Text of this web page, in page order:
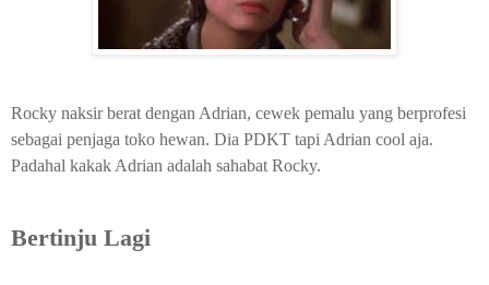
Rocky naksir berat dengan Adrian, cewek pemalu yang berprofesi
sebagai penjaga toko hewan. Dia PDKT tapi Adrian cool aja.
Padahal kakak Adrian adalah sahabat Rocky.
Bertinju Lagi